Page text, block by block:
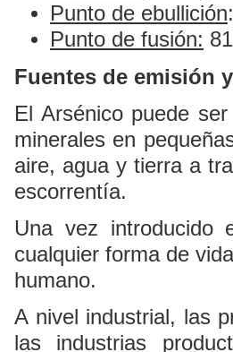
Punto de ebullición
Punto de fusión:
Fuentes de emisión
El Arsénico puede
minerales en
aire, agua y tierra a
escorrentía.
Una vez introducido
cualquier forma de
humano.
A nivel industrial, las
las industrias